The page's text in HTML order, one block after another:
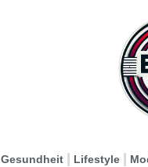
Gesundheit Lifestyle